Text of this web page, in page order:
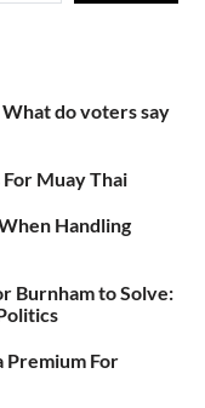
do voters say
Muay Thai
Handling
Burnham to Solve:
Premium For